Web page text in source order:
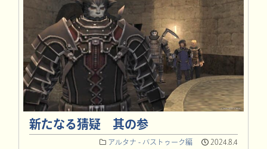
新たなる猜疑 其の参
アルタナ - バストゥーク編 2024.8.4